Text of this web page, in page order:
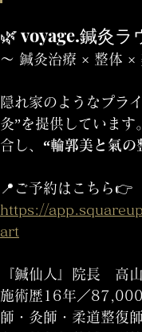
🌿 voyage.鍼灸
〜 鍼灸治療 × 整体 ×
隠れ家のようなプラ
灸”を提供していま
合し、 “輪郭美と氣の
📍ご予約はこちら👉
https://
art
『鍼仙人』院長　高
施術歴16年／87,000
師・灸師・柔道整復